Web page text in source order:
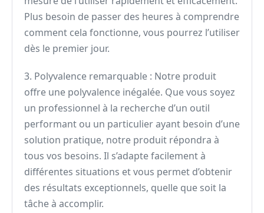
Plus besoin de passer des heures à comprendre
comment cela fonctionne, vous pourrez l’utiliser
dès le premier jour.
3. Polyvalence remarquable : Notre produit
offre une polyvalence inégalée. Que vous soyez
un professionnel à la recherche d’un outil
performant ou un particulier ayant besoin d’une
solution pratique, notre produit répondra à
tous vos besoins. Il s’adapte facilement à
différentes situations et vous permet d’obtenir
des résultats exceptionnels, quelle que soit la
tâche à accomplir.